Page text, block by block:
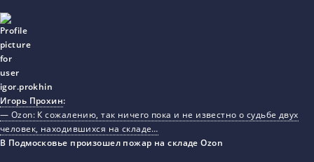
Игорь Прохин:
— Ozon: К сожалению, так ничего пока и не известно о судьбе двух
человек, находившихся на складе…
В Подмосковье произошел пожар на складе Ozon